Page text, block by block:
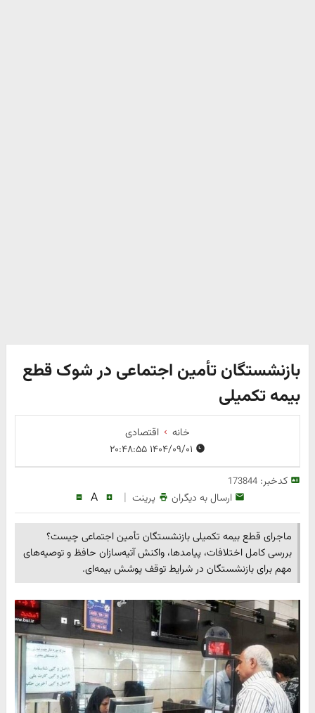
بازنشستگان تأمین اجتماعی در شوک قطع
بیمه تکمیلی
خانه
اقتصادی
کدخبر:173844
ارسال به دیگران پرینت |
A
ماجرای قطع بیمه تکمیلی بازنشستگان تأمین اجتماعی چیست؟
بررسی کامل اختلافات، پیامدها، واکنش آتیه‌سازان حافظ و توصیه‌های
مهم برای بازنشستگان در شرایط توقف پوشش بیمه‌ای.